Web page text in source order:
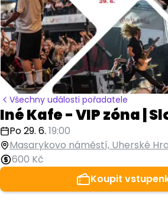
Všechny události pořadatele
Iné Kafe - VIP zóna |
Po 29. 6. 19:00
Masarykovo náměstí, Uherské
600 Kč
Koupit